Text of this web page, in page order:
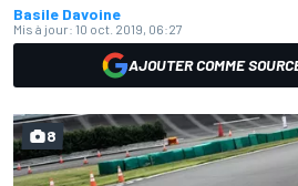
Basile Davoine
Mis à jour: 10 oct. 2019, 06:27
AJOUTER COMME
8